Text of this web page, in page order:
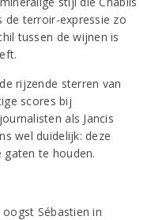
de terroir-expressie zo
tussen de wijnen is
rijzende sterren van
scores bij
als Jancis
wel duidelijk: deze
te houden.
Sébastien in